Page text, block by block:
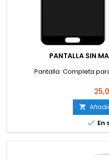
PANTALLA SIN
Pantalla Completa

 En